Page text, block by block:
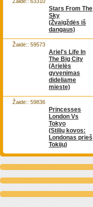
Stars From The
Sky
(Žvaigždės iš
dangaus)
Ariel's Life In
The Big City
(Arielės
gyvenimas
dideliame
mieste)
Žaidė:: 59573
Princesses
London Vs
Tokyo
(Stilių kovos:
Londonas prieš
Tokijų)
Žaidė:: 59836